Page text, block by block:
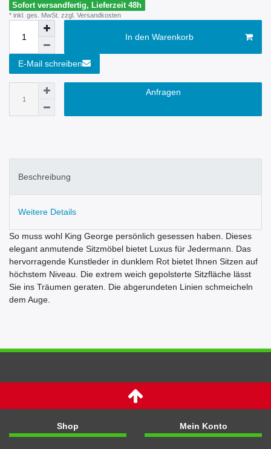
Sofort versandfertig, Lieferzeit 48h
* inkl. ges. MwSt. zzgl. Versandkosten
In den Warenkorb
E-Mail schreiben
Anfragen
Beschreibung
Weitere Details
So muss wohl King George persönlich gesessen haben. Dieses
elegant anmutende Sitzmöbel bietet Luxus für Jedermann. Das
hervorragende Kunstleder in dunklem Rot bietet Ihnen Sitzen auf
höchstem Niveau. Die extrem weich gepolsterte Sitzfläche lässt
Sie ins Träumen geraten. Die abgerundeten Linien schmeicheln
dem Auge.
Shop Mein Konto